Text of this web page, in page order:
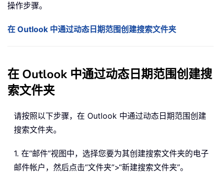
操作步骤。
在 Outlook 中通过动态日期范围创建搜索文件夹
在 Outlook 中通过动态日期范围创建搜
索文件夹
请按照以下步骤，在 Outlook 中通过动态日期范围创建
搜索文件夹。
1. 在“邮件”视图中，选择您要为其创建搜索文件夹的电子
邮件帐户，然后点击“文件夹”>“新建搜索文件夹”。